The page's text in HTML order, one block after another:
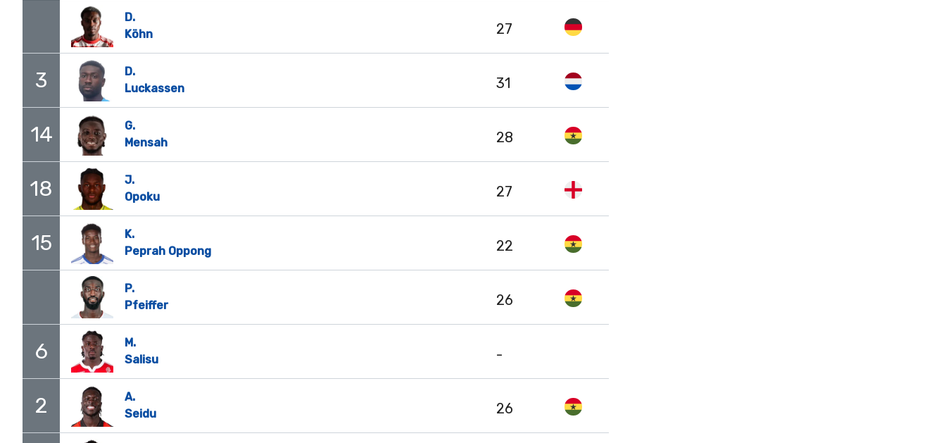
D.
Köhn
27
3
D.
Luckassen
31
14
G.
Mensah
28
18
J.
Opoku
27
15
K.
Peprah Oppong
22
P.
Pfeiffer
26
6
M.
Salisu
-
2
A.
Seidu
26